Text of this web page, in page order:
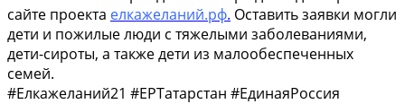
сайте проекта елкажеланий.рф. Оставить заявки могли
дети и пожилые люди с тяжелыми заболеваниями,
дети-сироты, а также дети из малообеспеченных
семей.
#Елкажеланий21 #ЕРТатарстан #ЕдинаяРоссия